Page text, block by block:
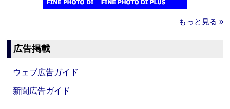
もっと見る »
広告掲載
ウェブ広告ガイド
新聞広告ガイド